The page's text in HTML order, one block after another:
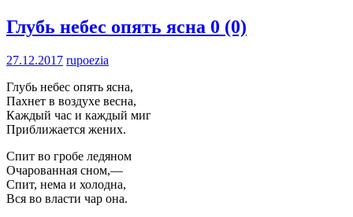
Глубь небес опять ясна 0 (0)
27.12.2017 rupoezia
Глубь небес опять ясна,
Пахнет в воздухе весна,
Каждый час и каждый миг
Приближается жених.
Спит во гробе ледяном
Очарованная сном,—
Спит, нема и холодна,
Вся во власти чар она.